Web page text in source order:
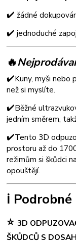
✔️žádné
✔️ jednoduché
🔥
✔️Kuny, myši nebo
než si myslíte.
✔️Běžné
jedním směrem,
✔️Tento 3D
prostoru až do
režimům si škůdci
opouštějí.
ℹ️
⭐3D
ŠKŮDCŮ S